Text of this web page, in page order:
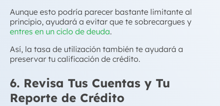
Aunque esto podría parecer bastante limitante al
principio, ayudará a evitar que te sobrecargues y
entres en un ciclo de deuda.
Así, la tasa de utilización también te ayudará a
preservar tu calificación de crédito.
6. Revisa Tus Cuentas y Tu
Reporte de Crédito